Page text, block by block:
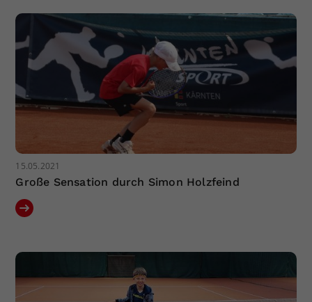
15.05.2021
Große Sensation durch Simon Holzfeind
Zweck
Dieser Wert speichert Ihre Consent-
Einstellungen. Unter anderem eine
zufällig generierte ID, für die
historische Speicherung Ihrer
vorgenommen Einstellungen, falls der
Webseiten-Betreiber dies eingestellt
hat.